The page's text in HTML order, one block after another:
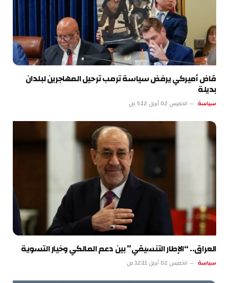
قاض أميركي يرفض سياسة ترمب ترحيل المهاجرين لبلدان
بديلة
سياسة الخميس 02 أبريل 5:12 ص
العراق.. “الإطار التنسيقي” بين دعم المالكي وخيار التسوية
سياسة الخميس 02 أبريل 12:11 ص